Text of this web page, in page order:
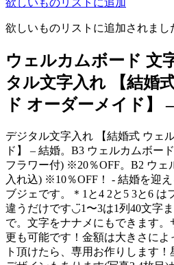
欲しいものリストに追加されまし
ウェルカムボード 文
タル文字入れ 【結婚
ド オーダーメイド】
デジタル文字入れ 【結婚式 ウェ
ド】 – 結婚。B3 ウェルカムボー
フラワー付) ※20％OFF。B2 ウェ
入れ込) ※10％OFF！ - 結婚を迎
ブジェです。＊1と4 2と5 3と6
違うだけです◡̈1〜3は1列40文字
で。文字をナナメにもできます。
更も可能です！金額は大きさに
ト頂けたら、専用お作りします